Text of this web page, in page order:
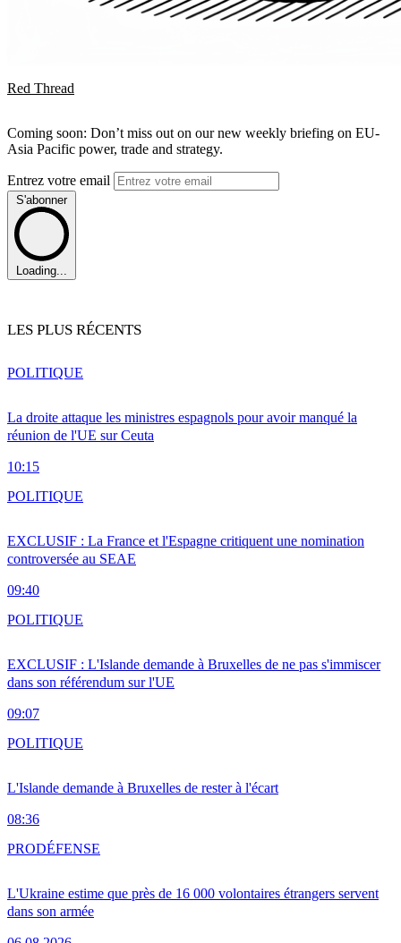
Red Thread
Coming soon: Don’t miss out on our new weekly briefing on EU-
Asia Pacific power, trade and strategy.
Entrez votre email
S'abonner
Loading...
LES PLUS RÉCENTS
La droite attaque les ministres espagnols pour avoir manqué la
réunion de l'UE sur Ceuta
10:15
POLITIQUE
EXCLUSIF : La France et l'Espagne critiquent une nomination
controversée au SEAE
09:40
POLITIQUE
EXCLUSIF : L'Islande demande à Bruxelles de ne pas s'immiscer
dans son référendum sur l'UE
09:07
POLITIQUE
L'Islande demande à Bruxelles de rester à l'écart
08:36
POLITIQUE
L'Ukraine estime que près de 16 000 volontaires étrangers servent
dans son armée
PRODÉFENSE